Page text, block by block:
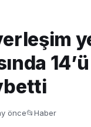
önce📂Haber